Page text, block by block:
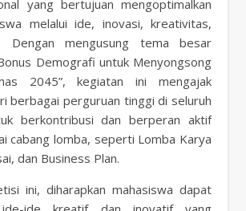
yang bertujuan mengoptimalkan
melalui ide, inovasi, kreativitas,
Dengan mengusung tema besar
Demografi untuk Menyongsong
2045”, kegiatan ini mengajak
berbagai perguruan tinggi di seluruh
berkontribusi dan berperan aktif
cabang lomba, seperti Lomba Karya
dan Business Plan.
ini, diharapkan mahasiswa dapat